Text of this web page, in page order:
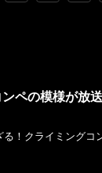
ペの模様が放
！クライミング